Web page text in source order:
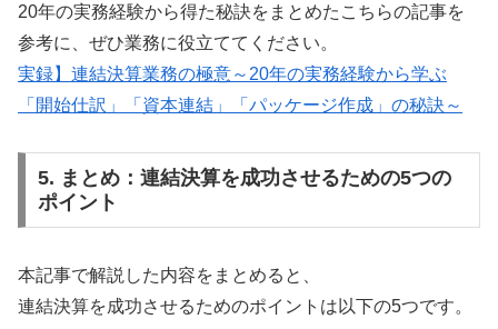
20年の実務経験から得た秘訣をまとめたこちらの記事を
参考に、ぜひ業務に役立ててください。
実録】連結決算業務の極意～20年の実務経験から学ぶ
「開始仕訳」「資本連結」「パッケージ作成」の秘訣～
5. まとめ：連結決算を成功させるための5つの
ポイント
本記事で解説した内容をまとめると、
連結決算を成功させるためのポイントは以下の5つです。